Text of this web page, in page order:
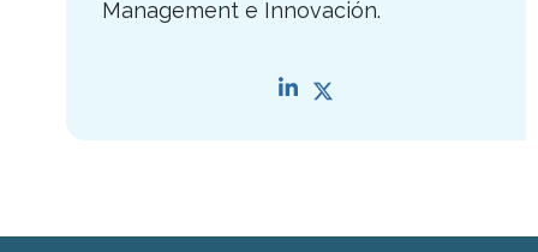
Management e Innovación.